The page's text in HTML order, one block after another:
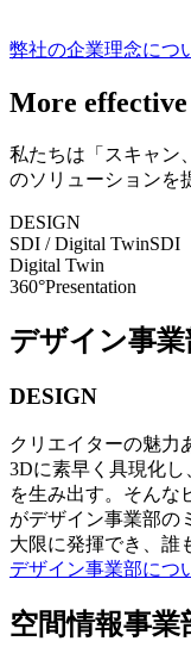
弊社の企業理念につ
More
私たちは「スキャン
のソリューションを
DESIGN
SDI / Digital TwinSDI
Digital Twin
360°Presentation
デザイン事業
DESIGN
クリエイターの魅力
3Dに素早く具現化
を生み出す。そんな
がデザイン事業部の
大限に発揮でき、誰
デザイン事業部につ
空間情報事業